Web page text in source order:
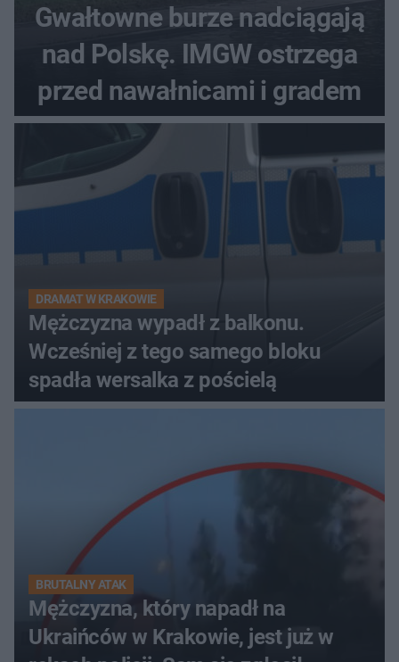
Gwałtowne burze nadciągają
nad Polskę. IMGW ostrzega
przed nawałnicami i gradem
DRAMAT W KRAKOWIE
Mężczyzna wypadł z balkonu.
Wcześniej z tego samego bloku
spadła wersalka z pościelą
BRUTALNY ATAK
Mężczyzna, który napadł na
Ukraińców w Krakowie, jest już w